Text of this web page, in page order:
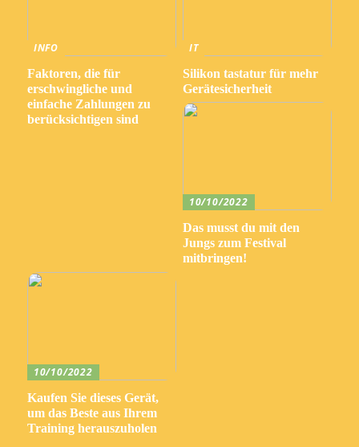
INFO
Faktoren, die für
erschwingliche und
einfache Zahlungen zu
berücksichtigen sind
IT
Silikon tastatur für mehr
Gerätesicherheit
10/10/2022
Das musst du mit den
Jungs zum Festival
mitbringen!
10/10/2022
Kaufen Sie dieses Gerät,
um das Beste aus Ihrem
Training herauszuholen